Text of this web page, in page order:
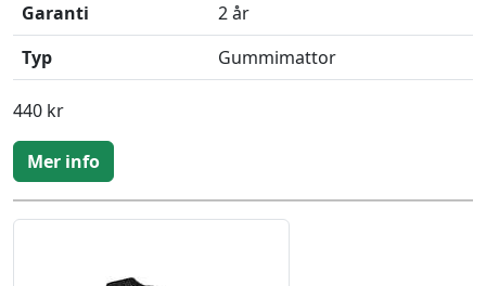
Garanti
2 år
Typ
Gummimattor
440 kr
Mer info